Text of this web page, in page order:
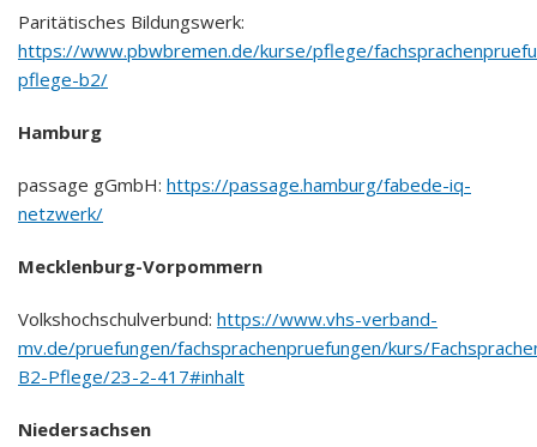
Paritätisches Bildungswerk:
https://www.pbwbremen.de/kurse/pflege/
pflege-b2/
Hamburg
passage gGmbH: https://passage.hamburg/fabede-iq-
netzwerk/
Mecklenburg-Vorpommern
Volkshochschulverbund: https://www.vhs-verband-
mv.de/pruefungen/fachsprachenpruefungen/kurs/
B2-Pflege/23-2-417#inhalt
Niedersachsen